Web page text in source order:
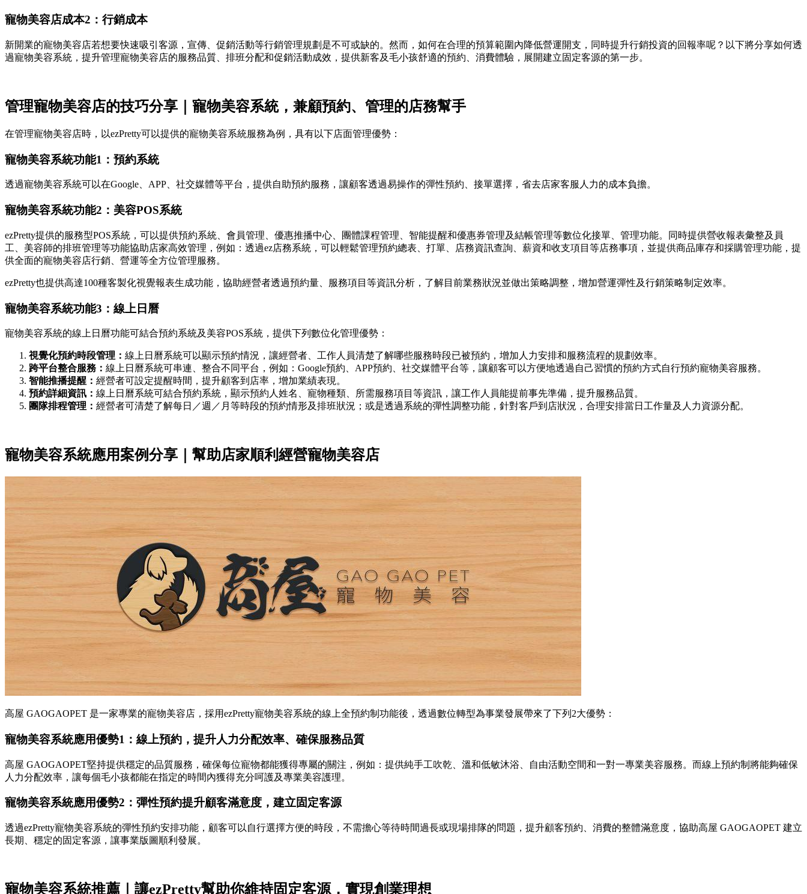
寵物美容店成本2：行銷成本
新開業的寵物美容店若想要快速吸引客源，宣傳、促銷活動等行銷管理規劃是不可或缺的。然而，如何在合理的預算範圍內降低營運開支，同時提升行銷投資的回報率呢？以下將分享如何透
過寵物美容系統，提升管理寵物美容店的服務品質、排班分配和促銷活動成效，提供新客及毛小孩舒適的預約、消費體驗，展開建立固定客源的第一步。
管理寵物美容店的技巧分享｜寵物美容系統，兼顧預約、管理的店務幫手
在管理寵物美容店時，以ezPretty可以提供的寵物美容系統服務為例，具有以下店面管理優勢：
寵物美容系統功能1：預約系統
透過寵物美容系統可以在Google、APP、社交媒體等平台，提供自助預約服務，讓顧客透過易操作的彈性預約、接單選擇，省去店家客服人力的成本負擔。
寵物美容系統功能2：美容POS系統
ezPretty提供的服務型POS系統，可以提供預約系統、會員管理、優惠推播中心、團體課程管理、智能提醒和優惠券管理及結帳管理等數位化接單、管理功能。同時提供營收報表彙整及員
工、美容師的排班管理等功能協助店家高效管理，例如：透過ez店務系統，可以輕鬆管理預約總表、打單、店務資訊查詢、薪資和收支項目等店務事項，並提供商品庫存和採購管理功能，提
供全面的寵物美容店行銷、營運等全方位管理服務。
ezPretty也提供高達100種客製化視覺報表生成功能，協助經營者透過預約量、服務項目等資訊分析，了解目前業務狀況並做出策略調整，增加營運彈性及行銷策略制定效率。
寵物美容系統功能3：線上日曆
寵物美容系統的線上日曆功能可結合預約系統及美容POS系統，提供下列數位化管理優勢：
視覺化預約時段管理： 線上日曆系統可以顯示預約情況，讓經營者、工作人員清楚了解哪些服務時段已被預約，增加人力安排和服務流程的規劃效率。
跨平台整合服務： 線上日曆系統可串連、整合不同平台，例如：Google預約、APP預約、社交媒體平台等，讓顧客可以方便地透過自己習慣的預約方式自行預約寵物美容服務。
智能推播提醒： 經營者可設定提醒時間，提升顧客到店率，增加業績表現。
預約詳細資訊： 線上日曆系統可結合預約系統，顯示預約人姓名、寵物種類、所需服務項目等資訊，讓工作人員能提前事先準備，提升服務品質。
團隊排程管理： 經營者可清楚了解每日／週／月等時段的預約情形及排班狀況；或是透過系統的彈性調整功能，針對客戶到店狀況，合理安排當日工作量及人力資源分配。
寵物美容系統應用案例分享｜幫助店家順利經營寵物美容店
高屋 GAOGAOPET 是一家專業的寵物美容店，採用ezPretty寵物美容系統的線上全預約制功能後，透過數位轉型為事業發展帶來了下列2大優勢：
寵物美容系統應用優勢1：線上預約，提升人力分配效率、確保服務品質
高屋 GAOGAOPET堅持提供穩定的品質服務，確保每位寵物都能獲得專屬的關注，例如：提供純手工吹乾、溫和低敏沐浴、自由活動空間和一對一專業美容服務。而線上預約制將能夠確保
人力分配效率，讓每個毛小孩都能在指定的時間內獲得充分呵護及專業美容護理。
寵物美容系統應用優勢2：彈性預約提升顧客滿意度，建立固定客源
透過ezPretty寵物美容系統的彈性預約安排功能，顧客可以自行選擇方便的時段，不需擔心等待時間過長或現場排隊的問題，提升顧客預約、消費的整體滿意度，協助高屋 GAOGAOPET 建立
長期、穩定的固定客源，讓事業版圖順利發展。
寵物美容系統推薦｜讓ezPretty幫助你維持固定客源，實現創業理想